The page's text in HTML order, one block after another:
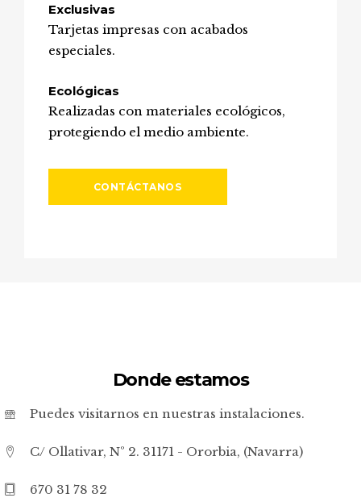
Exclusivas
Tarjetas impresas con acabados
especiales.
Ecológicas
Realizadas con materiales ecológicos,
protegiendo el medio ambiente.
CONTÁCTANOS
Donde estamos
Puedes visitarnos en nuestras instalaciones.
C/ Ollativar, Nº 2. 31171 - Ororbia, (Navarra)
670 31 78 32